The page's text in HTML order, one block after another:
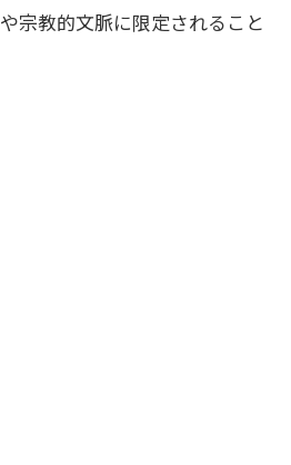
宗教的文脈に限定されること